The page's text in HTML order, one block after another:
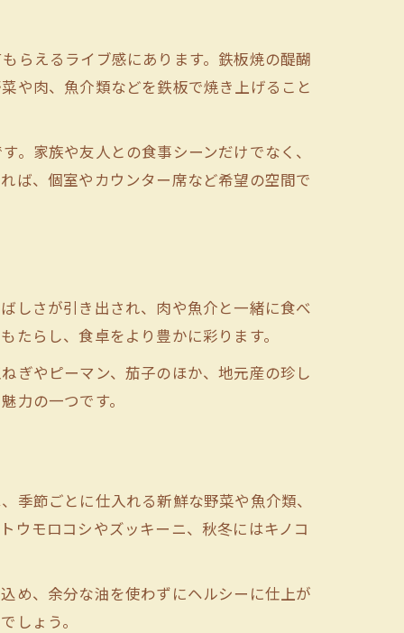
らえるライブ感にあります。鉄板焼の醍醐
や肉、魚介類などを鉄板で焼き上げること
家族や友人との食事シーンだけでなく、
ば、個室やカウンター席など希望の空間で
しさが引き出され、肉や魚介と一緒に食べ
らし、食卓をより豊かに彩ります。
ぎやピーマン、茄子のほか、地元産の珍し
力の一つです。
季節ごとに仕入れる新鮮な野菜や魚介類、
ウモロコシやズッキーニ、秋冬にはキノコ
め、余分な油を使わずにヘルシーに仕上が
しょう。